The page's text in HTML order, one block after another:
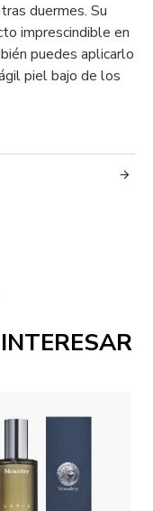
duermes. Su
imprescindible en
puedes aplicarlo
piel bajo de los